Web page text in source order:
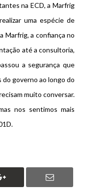
na ECD, a Marfrig
uma espécie de
Marfrig, a confiança no
até a consultoria,
a segurança que
do governo ao longo do
muito conversar.
nos sentimos mais